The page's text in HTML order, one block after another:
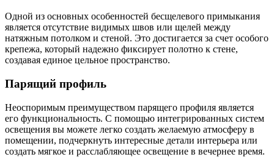
Одной из основных особенностей бесщелевого примыкания
является отсутствие видимых швов или щелей между
натяжным потолком и стеной. Это достигается за счет особого
крепежа, который надежно фиксирует полотно к стене,
создавая единое цельное пространство.
Парящий профиль
Неоспоримым преимуществом парящего профиля является
его функциональность. С помощью интегрированных систем
освещения вы можете легко создать желаемую атмосферу в
помещении, подчеркнуть интересные детали интерьера или
создать мягкое и расслабляющее освещение в вечернее время.